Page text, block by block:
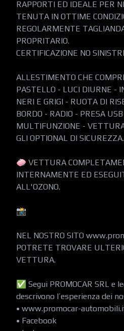
RAPPORTI ED IDEALE PER
TENUTA IN OTTIME
REGOLARMENTE
PROPRITARIO.
CERTIFICAZIONE NO SINISTRI
ALLESTIMENTO CHE
PASTELLO - LUCI DIURNE -
NERI E GRIGI - RUOTA DI
BORDO - RADIO - PRESA
MULTIFUNZIONE -
GLI OPTIONAL DI SICUREZZA.
🧼 VETTURA
INTERNAMENTE ED
ALL'OZONO.
📸
NEL NOSTRO SITO
POTRETE TROVARE
VETTURA.
✅ Segui PROMOCAR SRL e
descrivono l’esperienza dei
• www.promocar-
• Facebook